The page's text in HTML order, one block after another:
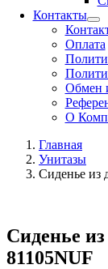
Контакты
Оплата
Обмен
О
Главная
Унитазы
Сиденье из
Сиденье
81105NUF